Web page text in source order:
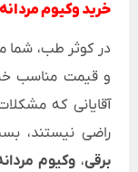
خرید وکیوم
در کوثر طب، شما
و قیمت مناسب
آقایانی که
راضی نیستند،
برقی، وکیوم